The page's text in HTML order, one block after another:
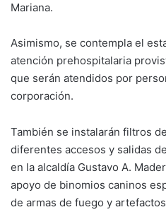
Mariana.
Asimismo, se contempla el
atención prehospitalaria
que serán atendidos por
corporación.
También se instalarán filtros
diferentes accesos y salidas
en la alcaldía Gustavo A.
apoyo de binomios caninos
de armas de fuego y